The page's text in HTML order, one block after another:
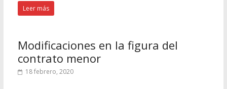
Leer más
Modificaciones en la figura del
contrato menor
18 febrero, 2020